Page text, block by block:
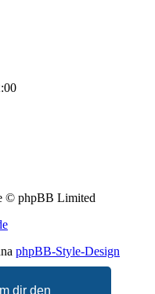
dir den
© phpBB Limited
phpBB-Style-Design